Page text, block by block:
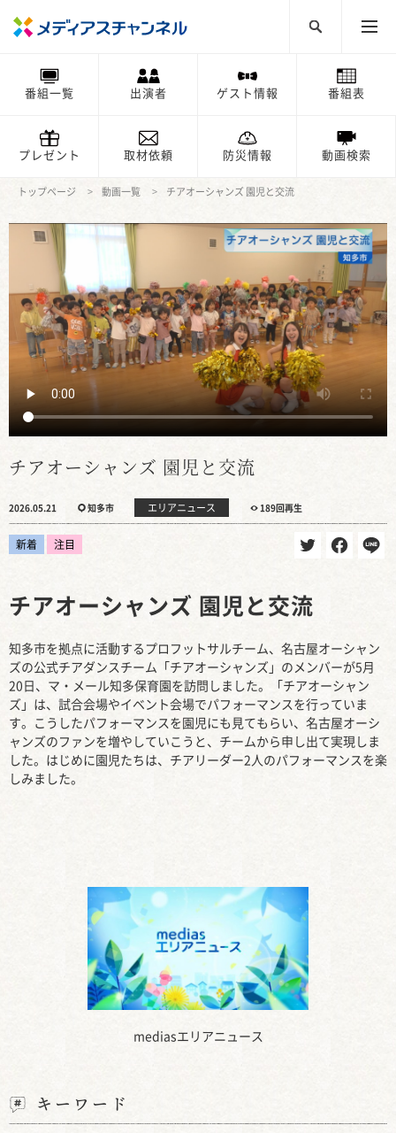
番組一覧 出演者 ゲスト情報 番組表
プレゼント 取材依頼 防災情報 動画検索
トップページ 動画一覧 チアオーシャンズ 園児と交流
チアオーシャンズ 園児と交流
2026.05.21 知多市 エリアニュース 189回再生
新着 注目
mediasエリアニュース
チアオーシャンズ 園児と交流
知多市を拠点に活動するプロフットサルチーム、名古屋オーシャン
ズの公式チアダンスチーム「チアオーシャンズ」のメンバーが5月
20日、マ・メール知多保育園を訪問しました。「チアオーシャン
ズ」は、試合会場やイベント会場でパフォーマンスを行っていま
す。こうしたパフォーマンスを園児にも見てもらい、名古屋オーシ
ャンズのファンを増やしていこうと、チームから申し出て実現しま
した。はじめに園児たちは、チアリーダー2人のパフォーマンスを楽
しみました。
キーワード